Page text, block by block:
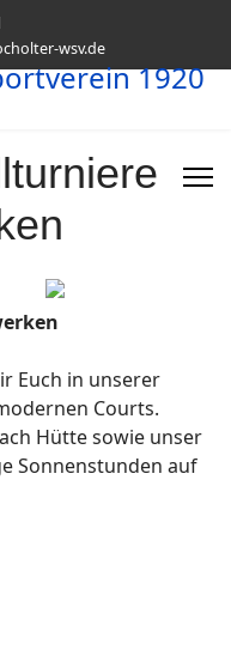
wsv.de
Euch in unserer
Courts.
Hütte sowie unser
Sonnenstunden auf